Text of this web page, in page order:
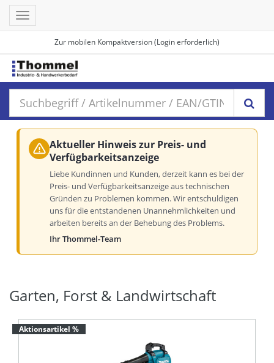
Zur mobilen Kompaktversion (Login erforderlich)
Toggle
navigation
Aktueller Hinweis zur Preis- und
Verfügbarkeitsanzeige
Liebe Kundinnen und Kunden, derzeit kann es bei der
Preis- und Verfügbarkeitsanzeige aus technischen
Gründen zu Problemen kommen. Wir entschuldigen
uns für die entstandenen Unannehmlichkeiten und
arbeiten bereits an der Behebung des Problems.
Ihr Thommel-Team
Garten, Forst & Landwirtschaft
Aktionsartikel %